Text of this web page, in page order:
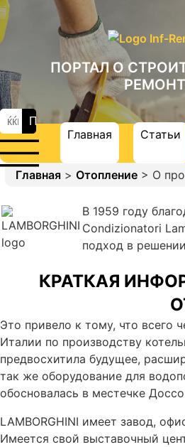
ПОРТАЛ О
Главная Статьи
Главная > Отопление > О
В 1959 году
Condizionatori
подход в
КРАТКАЯ
Это привело к тому, что всего
Италии по производству
предвосхитила будущее,
так же оборудование для
обосновалась в местечке
LAMBORGHINI имеет завод,
Имеется свой выставочный